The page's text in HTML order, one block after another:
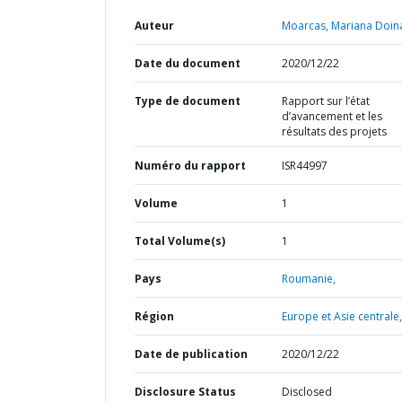
Auteur Moarcas, Mariana
Date du document 2020/12/22
Type de document
Rapport sur l’état
d’avancement et les
résultats des projets
Numéro du rapport ISR44997
Volume 1
Total Volume(s) 1
Pays Roumanie,
Région Europe et Asie centrale,
Date de publication 2020/12/22
Disclosure Status Disclosed